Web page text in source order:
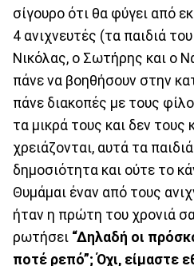
σίγουρο ότι θα φύγει από
4 ανιχνευτές (τα παιδιά
Νικόλας, ο Σωτήρης και ο
πάνε να βοηθήσουν στην
πάνε διακοπές με τους
τα μικρά τους και δεν τους
χρειάζονται, αυτά τα
δημοσιότητα και ούτε το
Θυμάμαι έναν από τους
ήταν η πρώτη του χρονιά
ρωτήσει “Δηλαδή οι
ποτέ ρεπό”; Όχι, είμαστε